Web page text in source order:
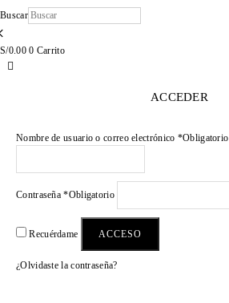
Buscar
S/0.00 0 Carrito
ACCEDER
Nombre de usuario o correo electrónico *Obligatorio
Contraseña*Obligatorio
Recuérdame ACCESO
¿Olvidaste la contraseña?